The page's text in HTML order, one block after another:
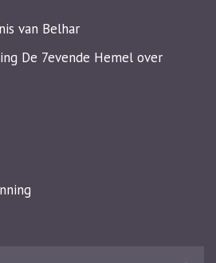
van Belhar
De 7evende Hemel over